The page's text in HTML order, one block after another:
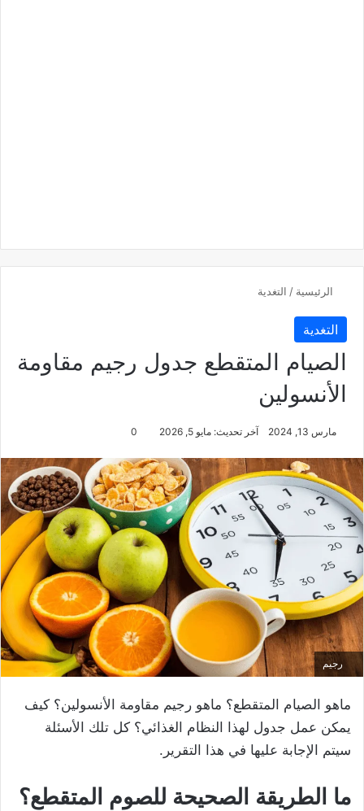
الرئيسية / التغدية
التغدية
الصيام المتقطع جدول رجيم مقاومة
الأنسولين
مارس 13, 2024 آخر تحديث: مايو 5, 2026 0
رجيم
ماهو الصيام المتقطع؟ ماهو رجيم مقاومة الأنسولين؟ كيف
يمكن عمل جدول لهذا النظام الغذائي؟ كل تلك الأسئلة
سيتم الإجابة عليها في هذا التقرير.
ما الطريقة الصحيحة للصوم المتقطع؟